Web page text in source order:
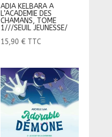
ADIA KELBARA A
L’ACADEMIE DES
CHAMANS, TOME
1///SEUIL JEUNESSE/
15,90 € TTC